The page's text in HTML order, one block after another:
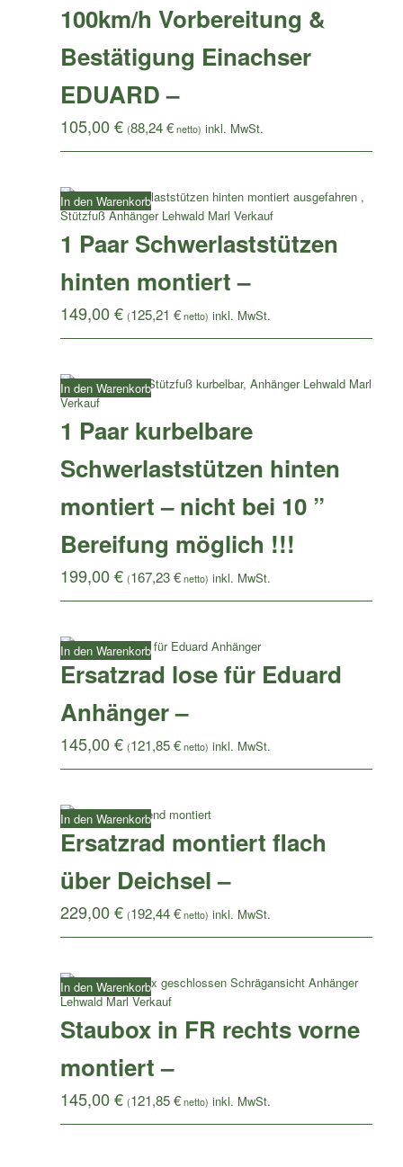
100km/h Vorbereitung &
Bestätigung Einachser
EDUARD –
105,00€ (88,24€netto)
1 Paar Schwerlaststützen
hinten montiert –
149,00€ (125,21 €netto)
In den Warenkorb
1 Paar kurbelbare
Schwerlaststützen hinten
montiert – nicht bei 10 ”
Bereifung möglich !!!
199,00€ (167,23€netto)
In den Warenkorb
Ersatzrad lose für Eduard
Anhänger –
145,00€ (121,85€netto)
In den Warenkorb
Ersatzrad montiert flach
über Deichsel –
229,00€ (192,44€netto)
In den Warenkorb
Staubox in FR rechts vorne
montiert –
145,00€ (121,85€netto)
In den Warenkorb